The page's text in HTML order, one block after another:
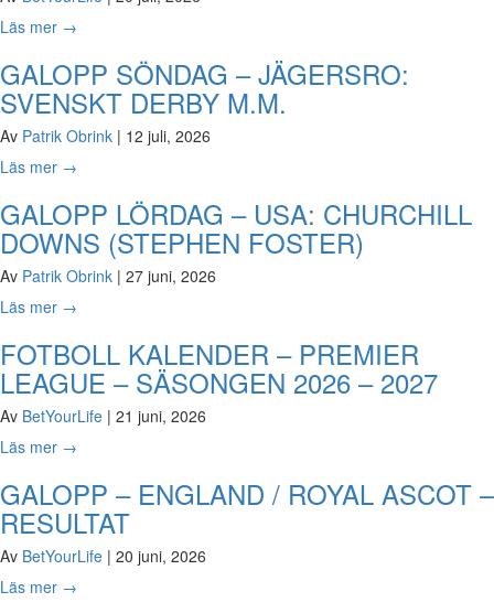
Läs mer →
GALOPP SÖNDAG – JÄGERSRO:
SVENSKT DERBY M.M.
Av Patrik Obrink | 12 juli, 2026
Läs mer →
GALOPP LÖRDAG – USA: CHURCHILL
DOWNS (STEPHEN FOSTER)
Av Patrik Obrink | 27 juni, 2026
Läs mer →
FOTBOLL KALENDER – PREMIER
LEAGUE – SÄSONGEN 2026 – 2027
Av BetYourLife | 21 juni, 2026
Läs mer →
GALOPP – ENGLAND / ROYAL ASCOT –
RESULTAT
Av BetYourLife | 20 juni, 2026
Läs mer →